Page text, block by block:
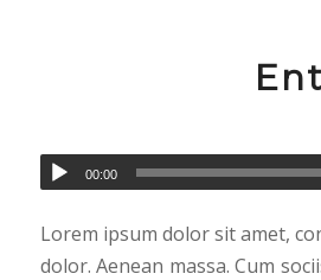
00:00
Lorem ipsum dolor sit amet,
dolor. Aenean massa. Cum